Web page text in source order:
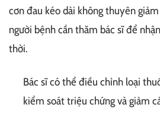
cơn đau kéo dài không thuyên
người bệnh cần thăm bác sĩ để
thời.
Bác sĩ có thể điều chỉnh loại
kiểm soát triệu chứng và giảm